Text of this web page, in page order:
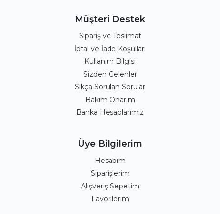
Müşteri Destek
Sipariş ve Teslimat
İptal ve İade Koşulları
Kullanım Bilgisi
Sizden Gelenler
Sıkça Sorulan Sorular
Bakım Onarım
Banka Hesaplarımız
Üye Bilgilerim
Hesabım
Siparişlerim
Alışveriş Sepetim
Favorilerim